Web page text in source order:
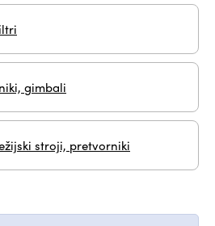
gimbali
stroji, pretvorniki